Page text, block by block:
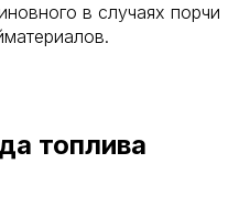
в случаях порчи
топлива